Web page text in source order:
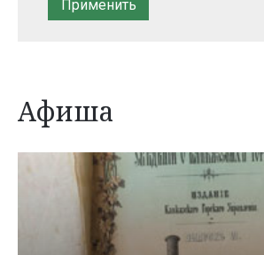
Афиша